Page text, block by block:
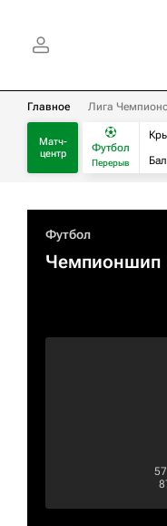
Главное Лига
Матч-
центр
Футбол
Перерыв
Футбол
Чемпионшип